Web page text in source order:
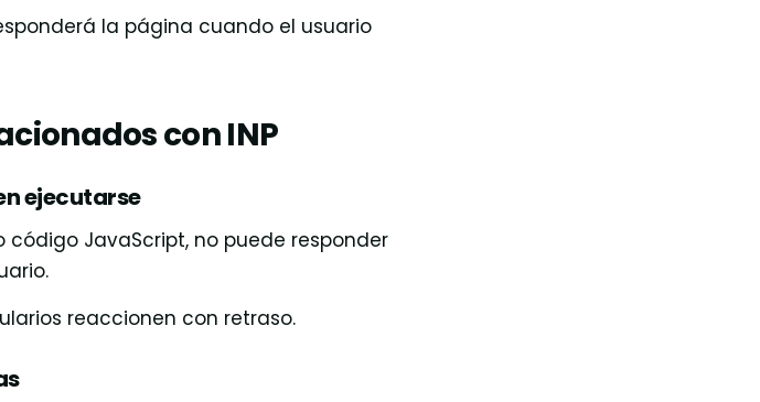
la página cuando el usuario
con INP
ejecutarse
JavaScript, no puede responder
reaccionen con retraso.